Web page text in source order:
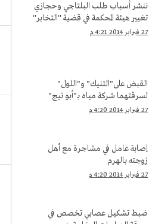
ننشر أسباب طلب البلتاجي وحجازي
تغيير هيئة المحكمة في قضية ''التخابر''
27 فبراير 2014 4:21 م
القبض على"التنيك" و"اللول"
لسرقتهما شركة مياه بـ"أبو تيج"
27 فبراير 2014 4:20 م
إصابة عامل في مشاجرة مع أهل
زوجته بالهرم
27 فبراير 2014 4:20 م
ضبط تشكيل عصابي تخصص في